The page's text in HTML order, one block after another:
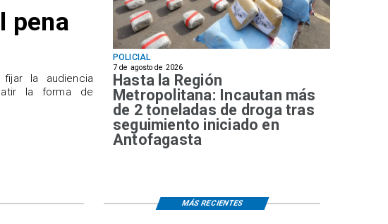
pena
la audiencia
la forma de
POLICIAL
7 de agosto de 2026
Hasta la Región
Metropolitana: Incautan más
de 2 toneladas de droga tras
seguimiento iniciado en
Antofagasta
MÁS RECIENTES